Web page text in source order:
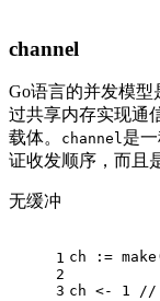
channel
Go语言的并发模型
过共享内存实现通
载体。
channel是
证收发顺序，而且
无缓冲
1
2
3
ch :=
ch <- 1 // 阻